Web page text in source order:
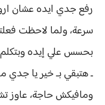
رفع جدي ايده عشان
سرعة، ولما لاحظت
بحسس علي إيده
ـ هتبقي بـ خير يا جدي
ومافيكش حاجة، عاوز